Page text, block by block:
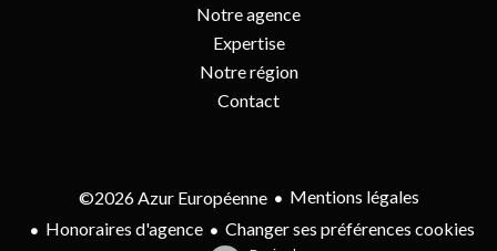
Notre agence
Expertise
Notre région
Contact
©2026 Azur Européenne
Mentions légales
Honoraires d'agence
Changer ses préférences cookies